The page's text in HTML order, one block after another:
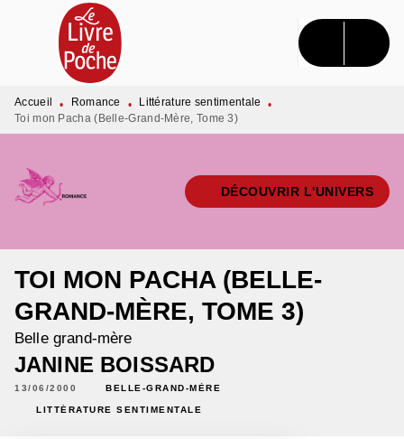
MENU RECHERCHE CONTENU
PIED DE PAGE
Accueil • Romance • Littérature sentimentale
•
Toi mon Pacha (Belle-Grand-Mère, Tome 3)
DÉCOUVRIR L'UNIVERS
TOI MON PACHA (BELLE-
GRAND-MÈRE, TOME 3)
Belle grand-mère
JANINE BOISSARD
13/06/2000 BELLE-GRAND-MÈRE
LITTÉRATURE SENTIMENTALE